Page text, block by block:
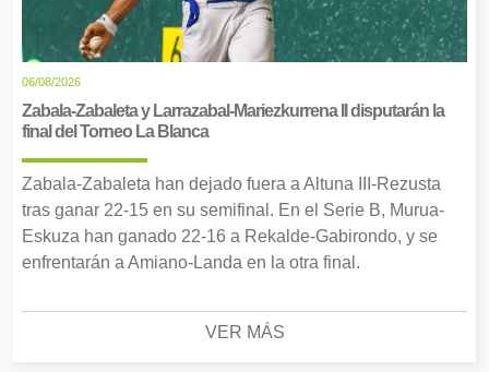
06/08/2026
Zabala-Zabaleta y Larrazabal-Mariezkurrena II disputarán la
final del Torneo La Blanca
Zabala-Zabaleta han dejado fuera a Altuna III-Rezusta
tras ganar 22-15 en su semifinal. En el Serie B, Murua-
Eskuza han ganado 22-16 a Rekalde-Gabirondo, y se
enfrentarán a Amiano-Landa en la otra final.
VER MÁS